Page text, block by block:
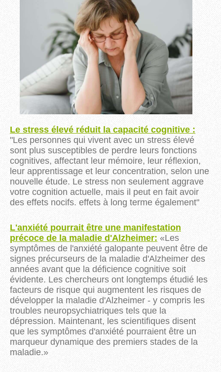
Le stress élevé réduit la capacité cognitive :
"Les personnes qui vivent avec un stress élevé
sont plus susceptibles de perdre leurs fonctions
cognitives, affectant leur mémoire, leur réflexion,
leur apprentissage et leur concentration, selon une
nouvelle étude. Le stress non seulement aggrave
votre cognition actuelle, mais il peut en fait avoir
des effets nocifs. effets à long terme également"
L'anxiété pourrait être une manifestation
précoce de la maladie d'Alzheimer: «Les
symptômes de l'anxiété galopante peuvent être de
signes précurseurs de la maladie d'Alzheimer des
années avant que la déficience cognitive soit
évidente. Les chercheurs ont longtemps étudié les
facteurs de risque qui augmentent les risques de
développer la maladie d'Alzheimer - y compris les
troubles neuropsychiatriques tels que la
dépression. Maintenant, les scientifiques disent
que les symptômes d'anxiété pourraient être un
marqueur dynamique des premiers stades de la
maladie.»